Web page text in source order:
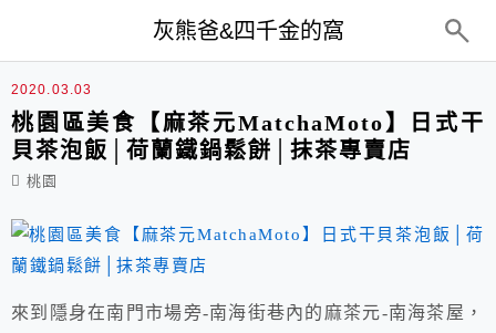
灰熊爸&四千金的窩
茶泡飯
2020.03.03
桃園區美食【麻茶元MatchaMoto】日式干
貝茶泡飯│荷蘭鐵鍋鬆餅│抹茶專賣店
桃園
來到隱身在南門市場旁-南海街巷內的麻茶元-南海茶屋，